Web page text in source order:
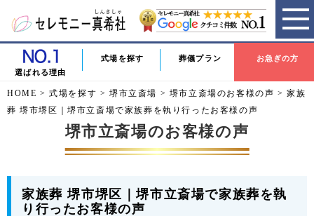
選ばれる理由
式場を探す 葬儀プラン お急ぎの方
HOME >式場を探す >堺市立斎場 > 堺市立斎場のお客様の声 >家族
葬 堺市堺区｜堺市立斎場で家族葬を執り行ったお客様の声
堺市立斎場のお客様の声
家族葬 堺市堺区｜堺市立斎場で家族葬を執
り行ったお客様の声